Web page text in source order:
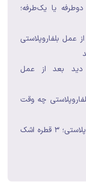
یا یک‌طرفه؛
عمل بلفاروپلاستی
چرا تاری دید بعد از عمل
چه وقت
خشکی قرنیه و تاری دید پس از بلفاروپلاستی؛ ۳ قطره اشک